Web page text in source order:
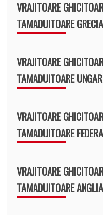
VRAJITOARE
TAMADUITOARE GRECIA
VRAJITOARE
TAMADUITOARE
VRAJITOARE
TAMADUITOARE
VRAJITOARE
TAMADUITOARE ANGLIA